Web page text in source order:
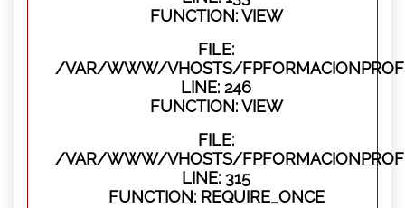
FUNCTION: VIEW
FILE:
/VAR/WWW/VHOSTS/
LINE: 246
FUNCTION: VIEW
FILE:
/VAR/WWW/VHOSTS/
LINE: 315
FUNCTION: REQUIRE_ONCE